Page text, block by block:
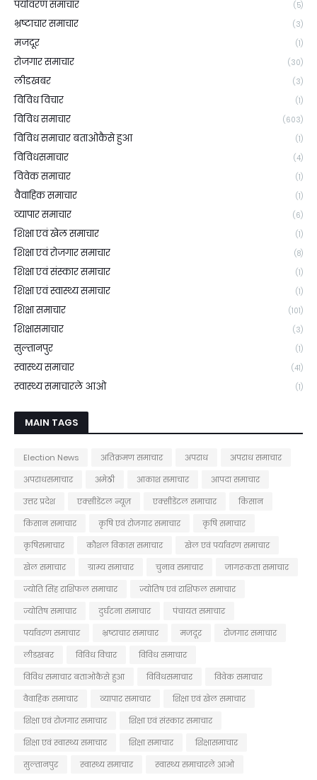
पर्यावरण समाचार (5)
भ्रष्टाचार समाचार (3)
मजदूर (1)
रोजगार समाचार (30)
लीडखबर (3)
विविध विचार (1)
विविध समाचार (603)
विविध समाचार बताओकैसे हुआ (1)
विविधसमाचार (4)
विवेक समाचार (1)
वैवाहिक समाचार (1)
व्यापार समाचार (6)
शिक्षा एवं खेल समाचार (1)
शिक्षा एवं रोजगार समाचार (8)
शिक्षा एवं संस्कार समाचार (1)
शिक्षा एवं स्वास्थ्य समाचार (1)
शिक्षा समाचार (101)
शिक्षासमाचार (3)
सुल्तानपुर (1)
स्वास्थ्य समाचार (41)
स्वास्थ्य समाचारले आओ (1)
MAIN TAGS
Election News अतिक्रमण समाचार अपराध
अपराध समाचार
अपराधसमाचार
अमेठी आकाश समाचार
आपदा समाचार
उत्तर प्रदेश
एक्सीडेंटल न्यूज़ एक्सीडेंटल समाचार
किसान
किसान समाचार
कृषि एवं रोजगार समाचार
कृषि समाचार
कृषिसमाचार
कौशल विकास समाचार
खेल एवं पर्यावरण समाचार
खेल समाचार
ग्राम्य समाचार चुनाव समाचार
जागरूकता समाचार
ज्योति सिंह राशिफल समाचार
ज्योतिष एवं राशिफल समाचार
ज्योतिष समाचार
दुर्घटना समाचार
पंचायत समाचार
पर्यावरण समाचार
भ्रष्टाचार समाचार मजदूर
रोजगार समाचार
लीडखबर
विविध विचार
विविध समाचार
विविध समाचार बताओकैसे हुआ
विविधसमाचार
विवेक समाचार
वैवाहिक समाचार
व्यापार समाचार
शिक्षा एवं खेल समाचार
शिक्षा एवं रोजगार समाचार
शिक्षा एवं संस्कार समाचार
शिक्षा एवं स्वास्थ्य समाचार
शिक्षा समाचार
शिक्षासमाचार
सुल्तानपुर
स्वास्थ्य समाचार स्वास्थ्य समाचारले आओ